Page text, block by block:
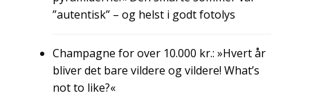
”autentisk” – og helst i godt fotolys
Champagne for over 10.000 kr.: »Hvert år
bliver det bare vildere og vildere! What’s
not to like?«